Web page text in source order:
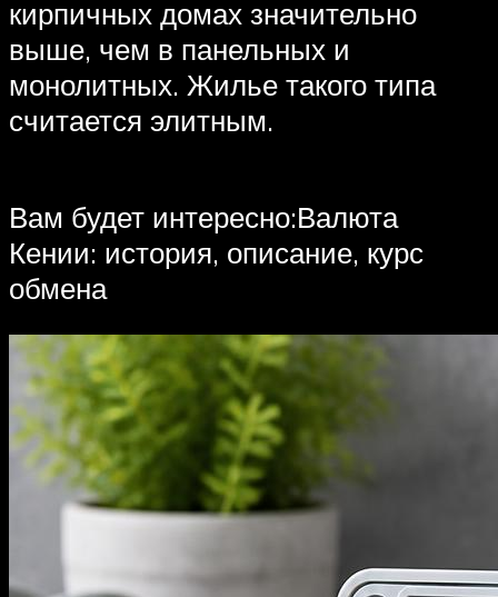
кирпичных домах значительно
выше, чем в панельных и
монолитных. Жилье такого типа
считается элитным.
Вам будет интересно:Валюта
Кении: история, описание, курс
обмена